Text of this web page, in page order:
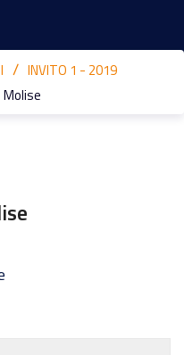
INVITO 1 - 2019
Molise